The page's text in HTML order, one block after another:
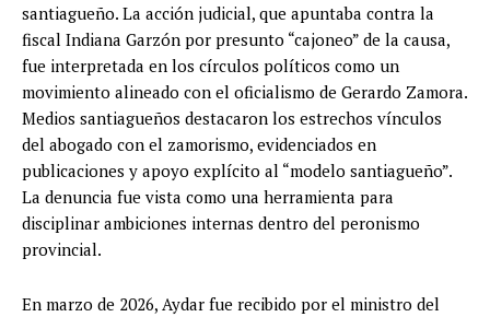
santiagueño. La acción judicial, que apuntaba contra la
fiscal Indiana Garzón por presunto “cajoneo” de la causa,
fue interpretada en los círculos políticos como un
movimiento alineado con el oficialismo de Gerardo Zamora.
Medios santiagueños destacaron los estrechos vínculos
del abogado con el zamorismo, evidenciados en
publicaciones y apoyo explícito al “modelo santiagueño”.
La denuncia fue vista como una herramienta para
disciplinar ambiciones internas dentro del peronismo
provincial.
En marzo de 2026, Aydar fue recibido por el ministro del